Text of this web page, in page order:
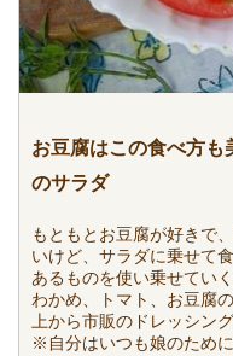
お豆腐はこの食べ方も
のサラダ
もともとお豆腐が好きで
いけど、サラダに乗せて
あるものを使い乗せてい
わかめ、トマト、お豆腐
上から市販のドレッシン
※自分はいつも娘のため